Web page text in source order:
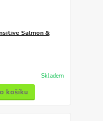
Salmon &
Skladem
košíku